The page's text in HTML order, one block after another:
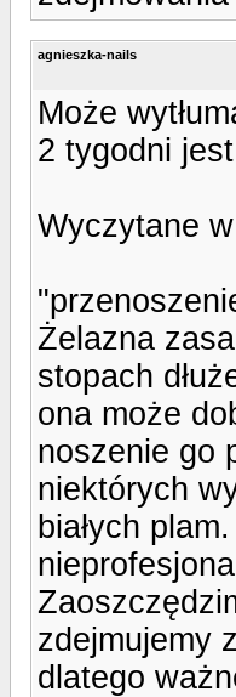
agnieszka-nails
Może
2 tygodni
Wyczytane
Żelazna
stopach
ona może
noszenie go
niektórych
białych
zdejmujemy
dlatego